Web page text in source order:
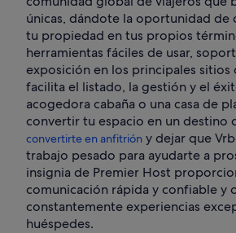
únicas, dándote la oportunidad de
tu propiedad en tus propios
herramientas fáciles de usar,
exposición en los principales sitios
facilita el listado, la gestión y el
acogedora cabaña o una casa de
convertir tu espacio en un destino
convertirte en anfitrión y dejar que
trabajo pesado para ayudarte a
insignia de Premier Host
comunicación rápida y confiable y
constantemente experiencias
huéspedes.